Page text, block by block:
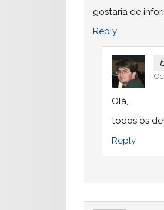
gostaria de
Reply
Olá,
todos os
Reply